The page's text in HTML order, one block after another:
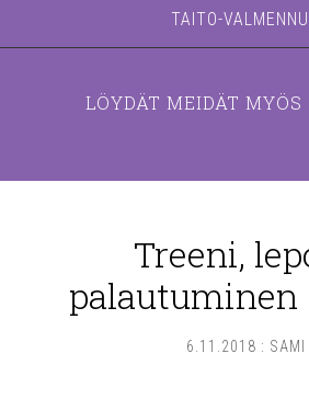
TAITO-
LÖYDÄT MEIDÄT MYÖS
Treeni,
palautuminen
6.11.2018 : SAMI